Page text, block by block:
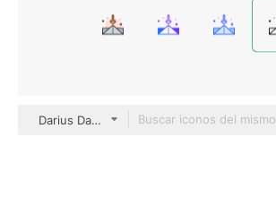
Darius Dan Lineal